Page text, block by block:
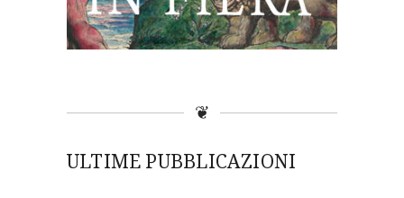
❦
ULTIME PUBBLICAZIONI